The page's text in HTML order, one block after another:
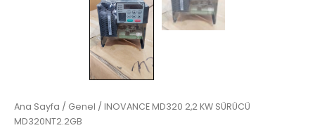
Ana Sayfa / Genel / INOVANCE MD320 2,2 KW SÜRÜCÜ
MD320NT2.2GB